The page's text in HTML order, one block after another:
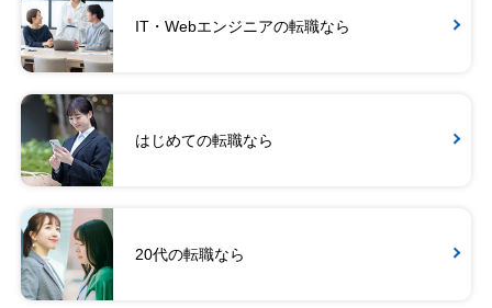
IT・Webエンジニアの転職なら
はじめての転職なら
20代の転職なら